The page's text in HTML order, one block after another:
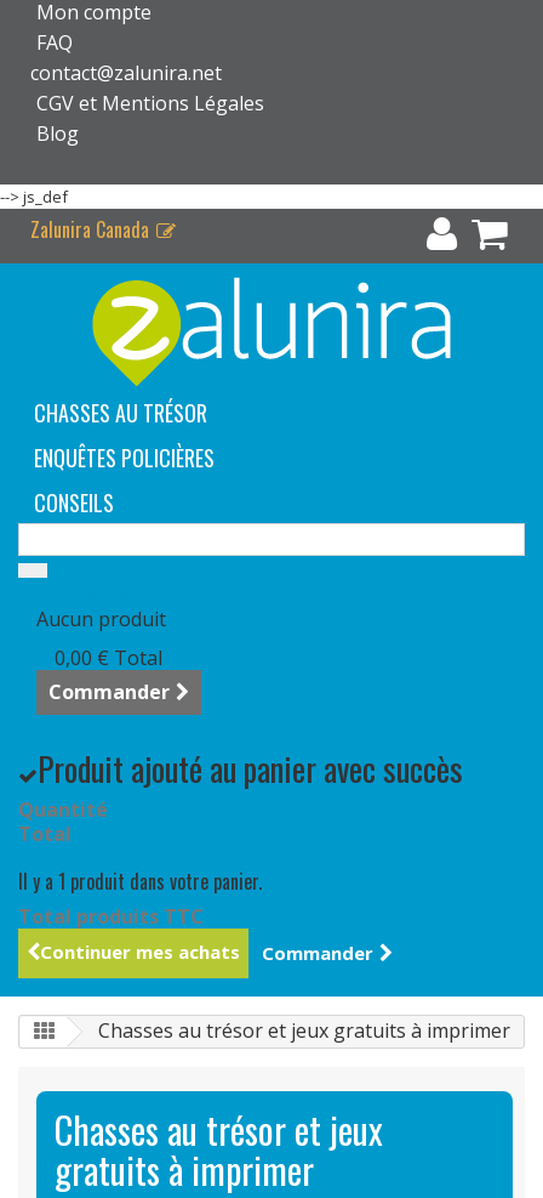
Mon compte
FAQ
contact@zalunira.net
CGV et Mentions Légales
Blog
--> js_def
Zalunira Canada
CHASSES AU TRÉSOR
ENQUÊTES POLICIÈRES
CONSEILS
Aucun produit
0,00 € Total
Commander
Produit ajouté au panier avec succès
Quantité
Total
Il y a 1 produit dans votre panier.
Total produits TTC
Continuer mes achats Commander
Chasses au trésor et jeux gratuits à imprimer
Chasses au trésor et jeux
gratuits à imprimer